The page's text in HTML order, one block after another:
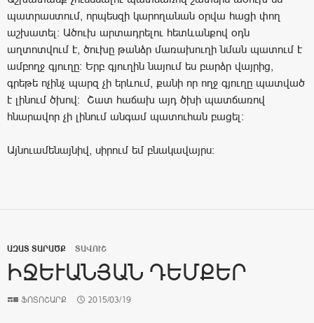
պատրաստում, որպեսզի կարողանան օրվա հացի փող
աշխատել: Ածուխ արտադրելու հետևանքով օդն
աղտոտվում է, ծուխը թանձր մառախուղի նման պատում է
ամբողջ գյուղը: Երբ գյուղին նայում ես բարձր վայրից,
գրեթե ոչինչ պարզ չի երևում, քանի որ ողջ գյուղը պատված
է լինում ծխով: Շատ հաճախ այդ ծխի պատճառով
հնարավոր չի լինում անգամ պատուհան բացել:
Այնուամենայնիվ, սիրում եմ բնակավայրս:
ԱԶԱՏ ՏԱՐԱԾՔ ՏԱՎՈՒՇ
ԻՋԵՒԱՆՅԱՆ ԴԵՄՔԵՐ
ՖՈՏՈՇԱՐՔ 2015/03/19